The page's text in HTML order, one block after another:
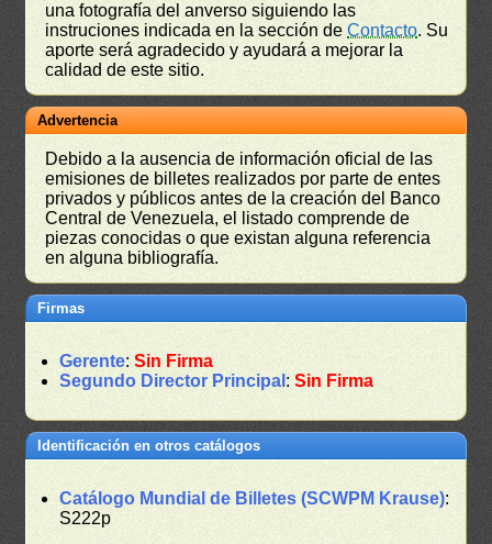
una fotografía del anverso siguiendo las
instruciones indicada en la sección deContacto. Su
aporte será agradecido y ayudará a mejorar la
calidad de este sitio.
Advertencia
Debido a la ausencia de información oficial de las
emisiones de billetes realizados por parte de entes
privados y públicos antes de la creación del Banco
Central de Venezuela, el listado comprende de
piezas conocidas o que existan alguna referencia
en alguna bibliografía.
Firmas
Gerente:Sin Firma
Segundo Director Principal :Sin Firma
Identificación en otros catálogos
Catálogo Mundial de Billetes (SCWPM Krause):
S222p